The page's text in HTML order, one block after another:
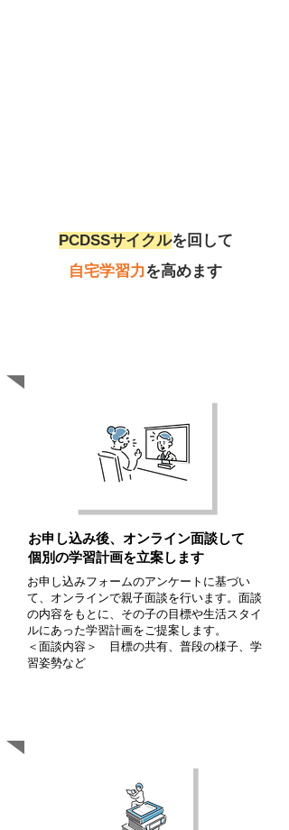
PCDSSサイクルを回して
自宅学習力を高めます
お申し込み後、オンライン面談して
個別の学習計画を立案します
お申し込みフォームのアンケートに基づい
て、オンラインで​親子面談を行います。面談
の内容をもとに、その子の目標や生活スタイ
ルにあった学習計画をご提案します。
＜​面談内容＞ 目標の共有、普段の様子、学
習姿勢など